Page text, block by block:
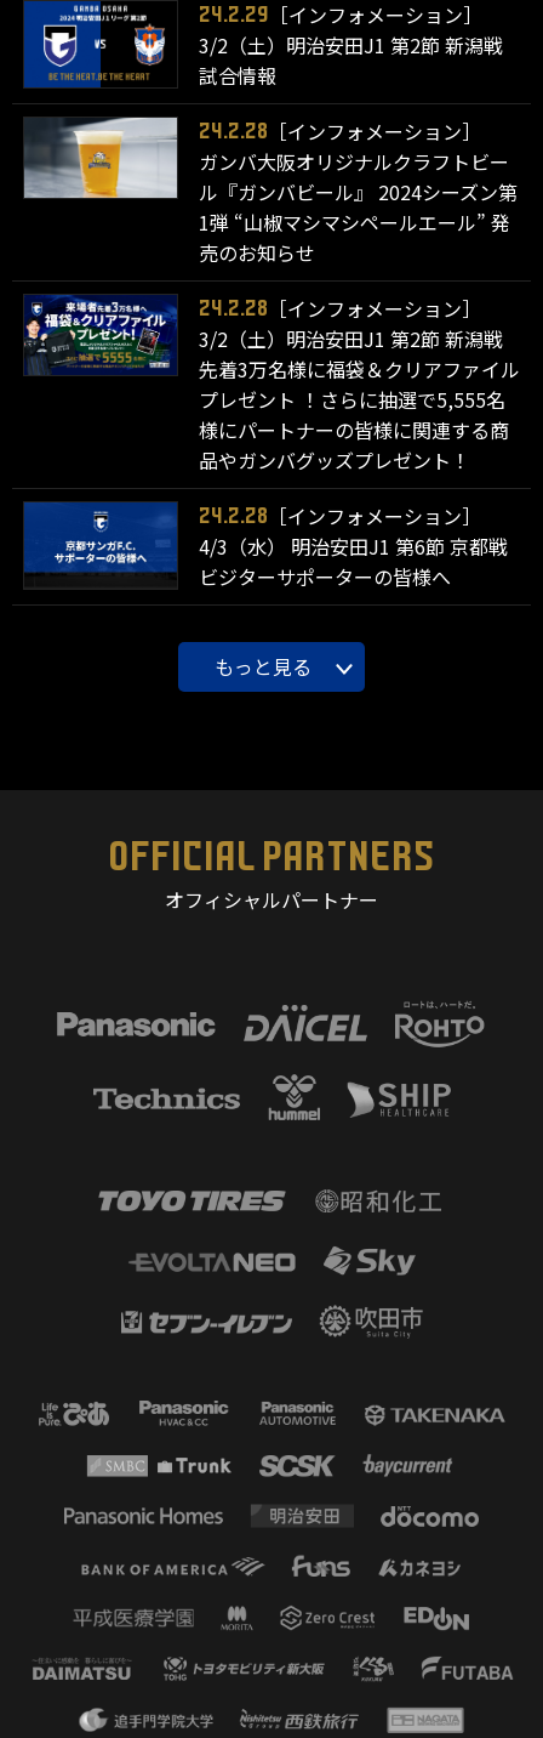
24.2.29
［インフォメーション］
3/2（土）明治安田J1 第2節 新潟戦
試合情報
24.2.28
［インフォメーション］
ガンバ大阪オリジナルクラフトビー
ル『ガンバビール』 2024シーズン第
1弾 “山椒マシマシペールエール” 発
売のお知らせ
24.2.28
［インフォメーション］
3/2（土）明治安田J1 第2節 新潟戦
先着3万名様に福袋＆クリアファイル
プレゼント ！さらに抽選で5,555名
様にパートナーの皆様に関連する商
品やガンバグッズプレゼント！
24.2.28
［インフォメーション］
4/3（水） 明治安田J1 第6節 京都戦
ビジターサポーターの皆様へ
もっと見る
OFFICIAL PARTNERS
オフィシャルパートナー